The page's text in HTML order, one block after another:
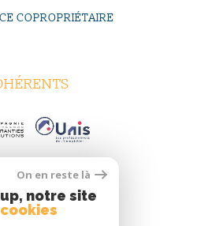
COPROPRIÉTAIRE
On en reste là
notre site